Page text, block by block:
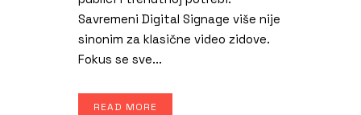
Savremeni Digital Signage više nije
sinonim za klasične video zidove.
Fokus se sve...
READ MORE